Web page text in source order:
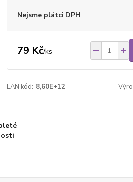
Nejsme plátci DPH
79 Kč/ks
EAN kód: 8,60E+12